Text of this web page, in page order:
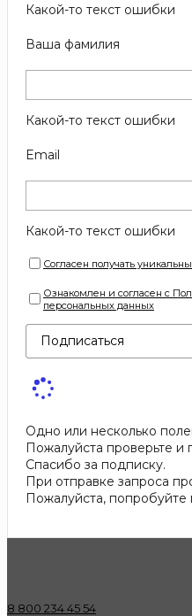
Какой-то текст ошибки
Ваша фамилия
Какой-то текст ошибки
Email
Какой-то текст ошибки
Согласен получать
Ознакомлен и согласен с
персональных данных
Подписаться
Одно или несколько
Пожалуйста проверьте и
Спасибо за подписку.
При отправке запроса
Пожалуйста, попробуйте
8 800 234 45 54